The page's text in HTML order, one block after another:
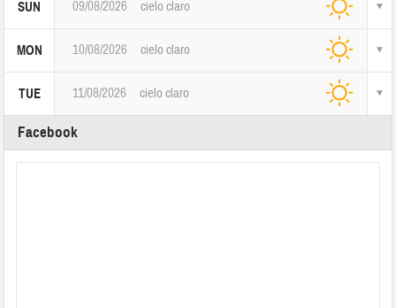
SUN 09/08/2026 cielo claro
MON 10/08/2026 cielo claro
TUE 11/08/2026 cielo claro
Facebook